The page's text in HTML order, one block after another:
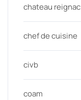
chateau reignac
chef de cuisine
civb
coam